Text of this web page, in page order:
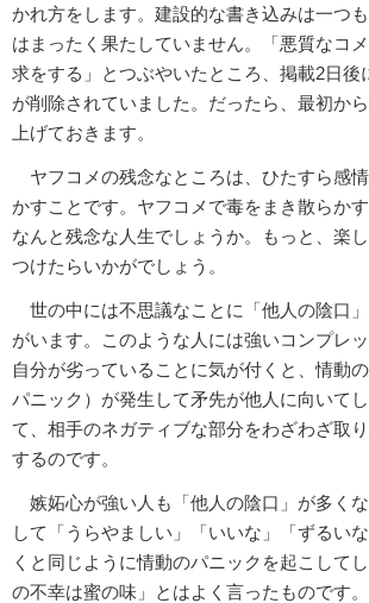
かれ方をします。建設的な書き込みは一つ
はまったく果たしていません。「悪質なコ
求をする」とつぶやいたところ、掲載2日後
が削除されていました。だったら、最初か
上げておきます。
ヤフコメの残念なところは、ひたすら感
かすことです。ヤフコメで毒をまき散らか
なんと残念な人生でしょうか。もっと、楽
つけたらいかがでしょう。
世の中には不思議なことに「他人の陰口
がいます。このような人には強いコンプレッ
自分が劣っていることに気が付くと、情動
パニック）が発生して矛先が他人に向いて
て、相手のネガティブな部分をわざわざ取
するのです。
嫉妬心が強い人も「他人の陰口」が多く
して「うらやましい」「いいな」「ずるい
くと同じように情動のパニックを起こして
の不幸は蜜の味」とはよく言ったものです